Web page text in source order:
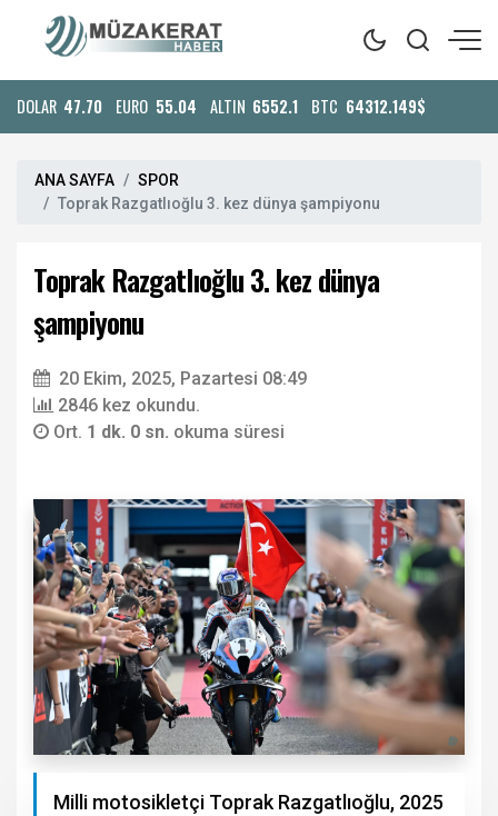
DOLAR 47.70 EURO 55.04 ALTIN 6552.1 BTC 64312.149$
ANA SAYFA
SPOR
Toprak Razgatlıoğlu 3. kez dünya şampiyonu
Toprak Razgatlıoğlu 3. kez dünya
şampiyonu
20 Ekim, 2025, Pazartesi 08:49
2846 kez okundu.
Ort. 1 dk. 0 sn. okuma süresi
Milli motosikletçi Toprak Razgatlıoğlu, 2025